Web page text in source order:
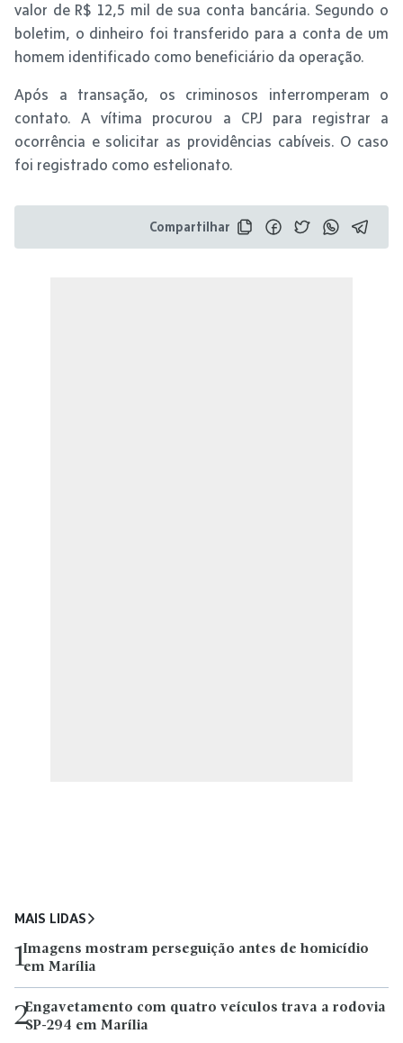
valor de R$ 12,5 mil de sua conta bancária. Segundo o
boletim, o dinheiro foi transferido para a conta de um
homem identificado como beneficiário da operação.
Após a transação, os criminosos interromperam o
contato. A vítima procurou a CPJ para registrar a
ocorrência e solicitar as providências cabíveis. O caso
foi registrado como estelionato.
Compartilhar
MAIS LIDAS
1Imagens mostram perseguição antes de homicídio
em Marília
2Engavetamento com quatro veículos trava a rodovia
SP-294 em Marília